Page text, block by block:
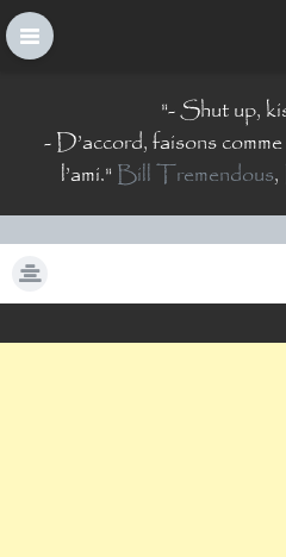
t
"- Shut up,
- D’accord, faisons
l’ami." Bill Tremendous,